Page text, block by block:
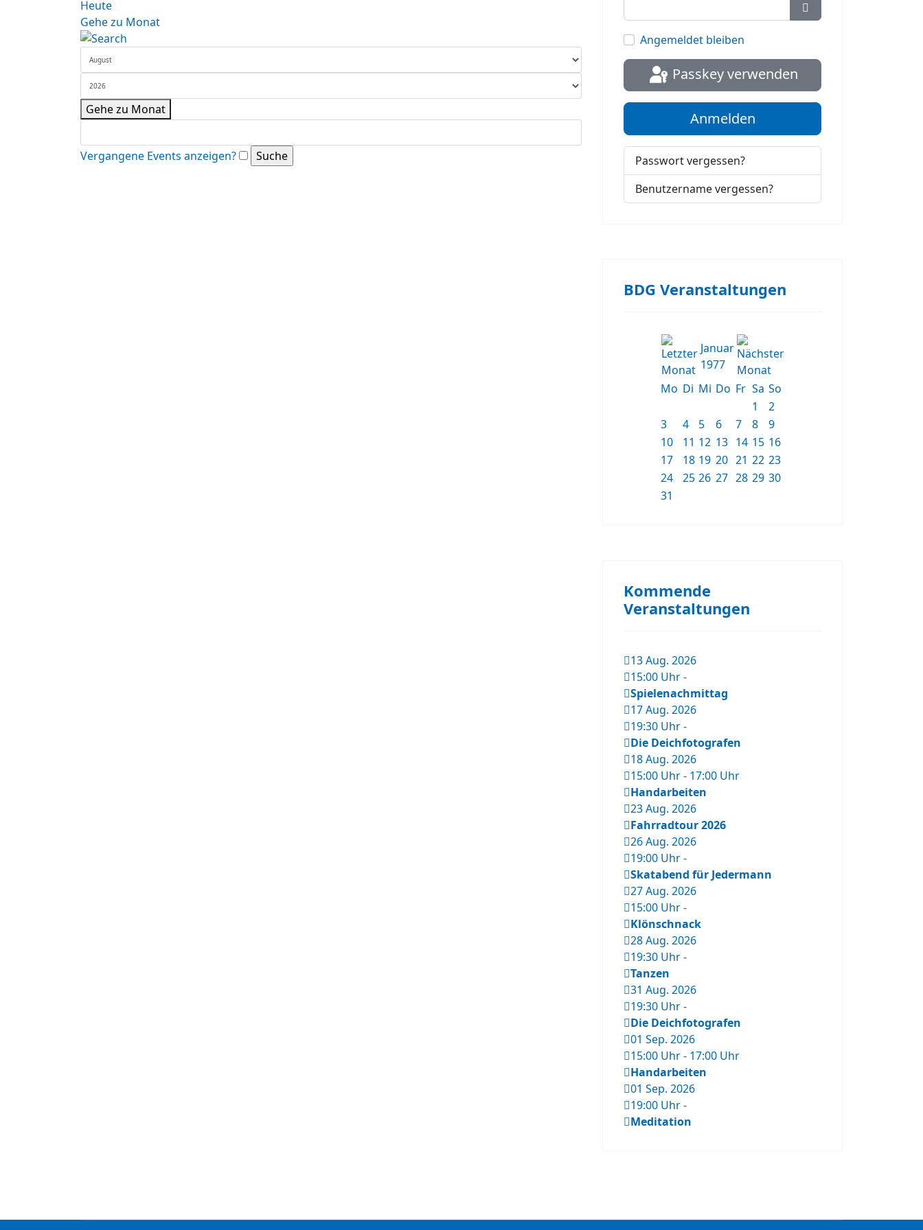
Heute
Gehe zu Monat
Gehe zu Monat
Vergangene Events anzeigen?
Passwort anzeigen
Angemeldet bleiben
Passkey verwenden
Anmelden
Passwort vergessen?
Benutzername vergessen?
BDG Veranstaltungen
Januar
1977
Mo Di Mi Do Fr Sa So
1
2
3
4 5 6 7 8
9
10
11 12 13 14 15 16
17
18 19 20 21 22 23
24
25 26 27 28 29 30
31
Kommende
Veranstaltungen
13 Aug. 2026
15:00 Uhr-
Spielenachmittag
17 Aug. 2026
19:30 Uhr-
Die Deichfotografen
18 Aug. 2026
15:00 Uhr- 17:00 Uhr
Handarbeiten
23 Aug. 2026
Fahrradtour 2026
26 Aug. 2026
19:00 Uhr-
Skatabend für Jedermann
27 Aug. 2026
15:00 Uhr-
Klönschnack
28 Aug. 2026
19:30 Uhr-
Tanzen
31 Aug. 2026
19:30 Uhr-
Die Deichfotografen
01 Sep. 2026
15:00 Uhr- 17:00 Uhr
Handarbeiten
01 Sep. 2026
19:00 Uhr-
Meditation